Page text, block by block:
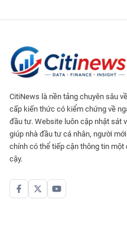
CitiNews là nền tảng chuyên sâu
cấp kiến thức có kiểm chứng về
đầu tư. Website luôn cập nhật sát
giúp nhà đầu tư cá nhân, người
chính có thể tiếp cận thông tin
cậy.